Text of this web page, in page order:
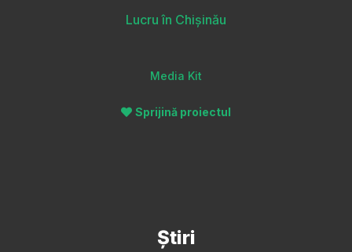
Lucru în Chișinău
Media Kit
Sprijină proiectul
Știri